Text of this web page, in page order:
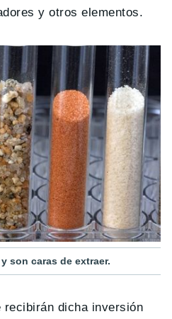
y otros elementos.
son caras de extraer.
recibirán dicha inversión